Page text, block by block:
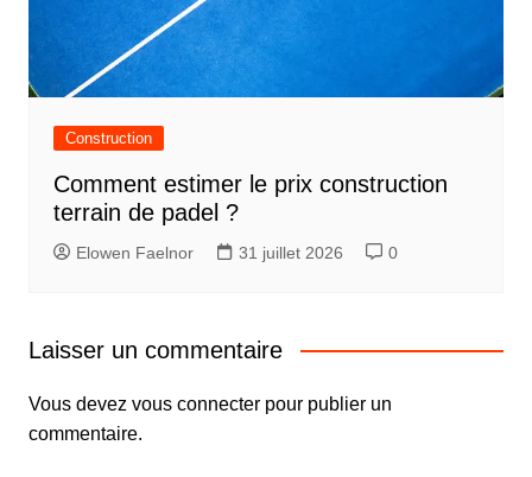
Construction
Comment estimer le prix construction
terrain de padel ?
Elowen Faelnor 31 juillet 2026 0
Laisser un commentaire
Vous devez vous connecterpour publier un
commentaire.